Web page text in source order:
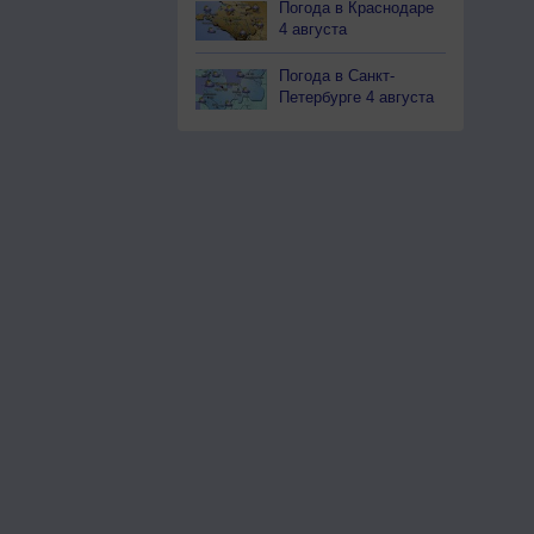
Погода в Краснодаре
4 августа
Погода в Санкт-
Петербурге 4 августа